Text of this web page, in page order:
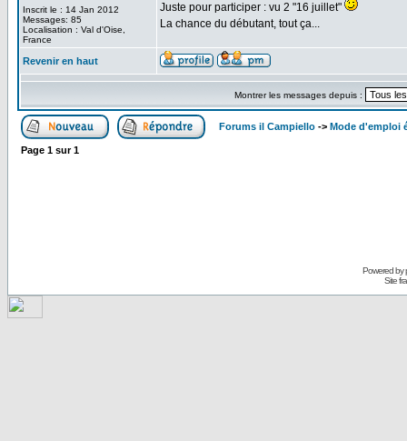
Inscrit le : 14 Jan 2012
Messages: 85
Localisation : Val d'Oise,
France
Juste pour participer : vu 2 "16 juillet"
La chance du débutant, tout ça...
Revenir en haut
Montrer les messages depuis :
Forums il Campiello -> Mode d'emploi
Page 1 sur1
Powered by
Site